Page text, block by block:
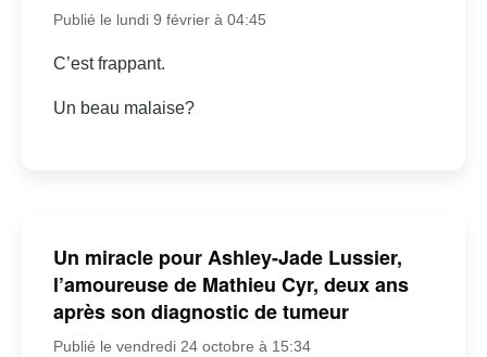
Publié le lundi 9 février à 04:45
C’est frappant.
Un beau malaise?
Un miracle pour Ashley-Jade Lussier,
l’amoureuse de Mathieu Cyr, deux ans
après son diagnostic de tumeur
Publié le vendredi 24 octobre à 15:34